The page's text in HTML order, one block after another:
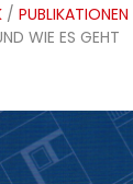
/ PUBLIKATIONEN
WIE ES GEHT